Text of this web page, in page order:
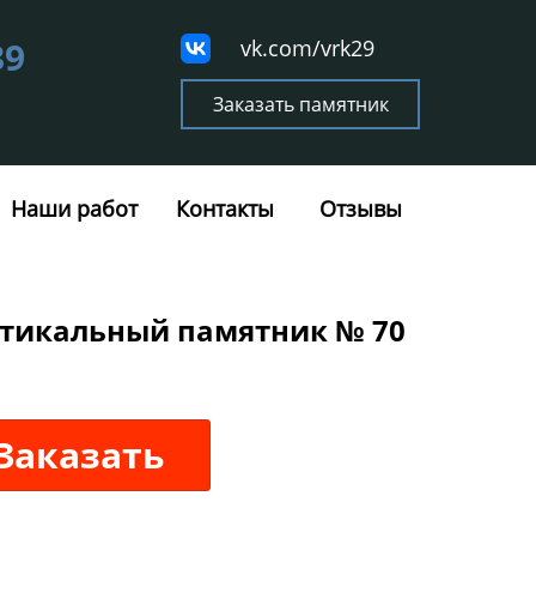
vk.com/vrk29
Заказать памятник
Наши работ Контакты Отзывы
памятник № 70